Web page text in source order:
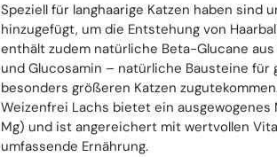
Speziell für langhaarige Katzen haben sind
hinzugefügt, um die Entstehung von
enthält zudem natürliche Beta-Glucane
und Glucosamin – natürliche Bausteine für
besonders größeren Katzen
Weizenfrei Lachs bietet ein ausgewogenes
Mg) und ist angereichert mit wertvollen
umfassende Ernährung.